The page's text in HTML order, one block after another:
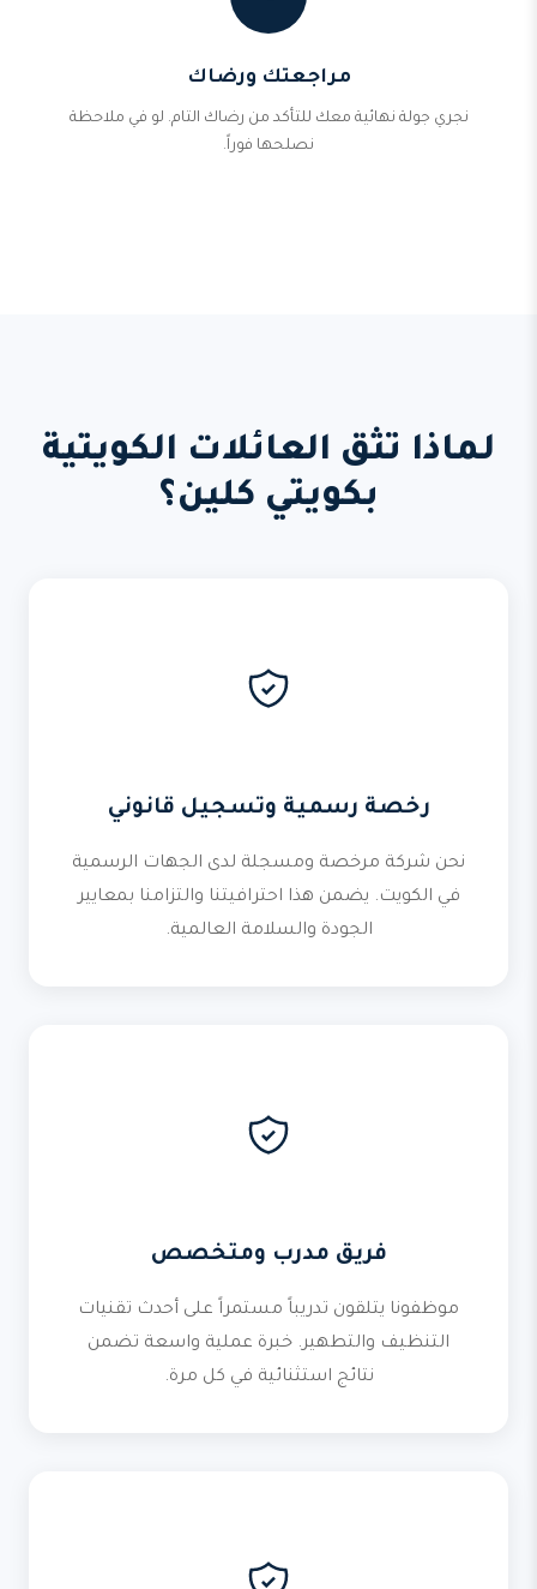
مراجعتك ورضاك
نجري جولة نهائية معك للتأكد من رضاك التام. لو في ملاحظة
نصلحها فوراً.
لماذا تثق العائلات الكويتية
بكويتي كلين؟
رخصة رسمية وتسجيل قانوني
نحن شركة مرخصة ومسجلة لدى الجهات الرسمية
في الكويت. يضمن هذا احترافيتنا والتزامنا بمعايير
الجودة والسلامة العالمية.
فريق مدرب ومتخصص
موظفونا يتلقون تدريباً مستمراً على أحدث تقنيات
التنظيف والتطهير. خبرة عملية واسعة تضمن
نتائج استثنائية في كل مرة.